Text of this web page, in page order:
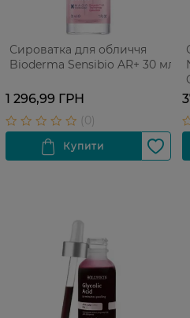
Сироватка для обличчя
Bioderma Sensibio AR+ 30 мл
1 296,99 ГРН